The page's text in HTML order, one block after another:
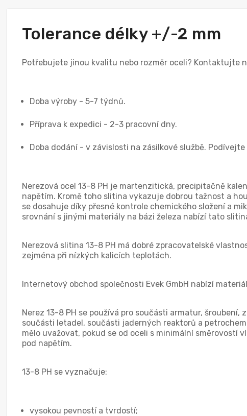
Tolerance délky +/-2 mm
Potřebujete jinou kvalitu nebo rozměr oceli? Kontaktujte
Doba výroby - 5-7 týdnů.
Příprava k expedici - 2-3 pracovní dny.
Doba dodání - v závislosti na zásilkové službě.
Nerezová ocel 13-8 PH je martenzitická, precipitačně
napětím. Kromě toho slitina vykazuje dobrou tažnost a
se dosahuje díky přesné kontrole chemického složení a
srovnání s jinými materiály na bázi železa nabízí tato
Nerezová slitina 13-8 PH má dobré zpracovatelské
zejména při nízkých kalicích teplotách.
Internetový obchod společnosti Evek GmbH nabízí
Nerez 13-8 PH se používá pro součásti armatur,
součásti letadel, součásti jaderných reaktorů a
mělo uvažovat, pokud se od oceli s minimální
pod napětím.
13-8 PH se vyznačuje:
vysokou pevností a tvrdostí;